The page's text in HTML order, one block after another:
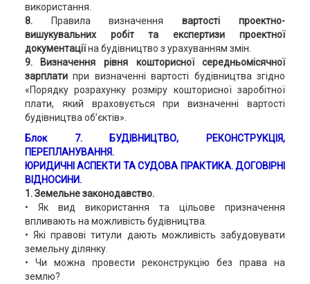
використання.
8.
Правила визначення вартості проектно-
вишукувальних робіт та експертизи проектної
документаціїна будівництво з урахуванням змін.
9. Визначення рівня кошторисної середньомісячної
зарплатипри визначенні вартості будівництва згідно
«Порядку розрахунку розміру кошторисної заробітної
плати, який враховується при визначенні вартості
будівництва об’єктів».
Блок 7. БУДІВНИЦТВО, РЕКОНСТРУКЦІЯ,
ПЕРЕПЛАНУВАННЯ.
ЮРИДИЧНІ АСПЕКТИ ТА СУДОВА ПРАКТИКА. ДОГОВІРНІ
ВІДНОСИНИ.
1. Земельне законодавство.
• Як вид використання та цільове призначення
впливають на можливість будівництва.
• Які правові титули дають можливість забудовувати
земельну ділянку.
• Чи можна провести реконструкцію без права на
землю?